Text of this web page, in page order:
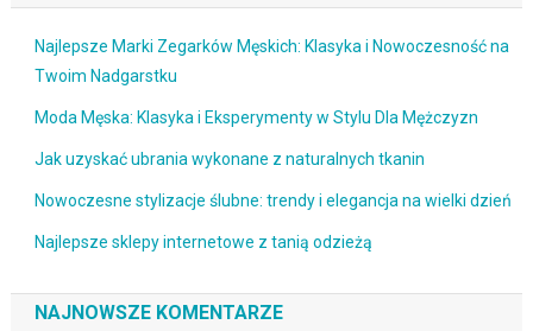
Najlepsze Marki Zegarków Męskich: Klasyka i Nowoczesność na
Twoim Nadgarstku
Moda Męska: Klasyka i Eksperymenty w Stylu Dla Mężczyzn
Jak uzyskać ubrania wykonane z naturalnych tkanin
Nowoczesne stylizacje ślubne: trendy i elegancja na wielki dzień
Najlepsze sklepy internetowe z tanią odzieżą
NAJNOWSZE KOMENTARZE